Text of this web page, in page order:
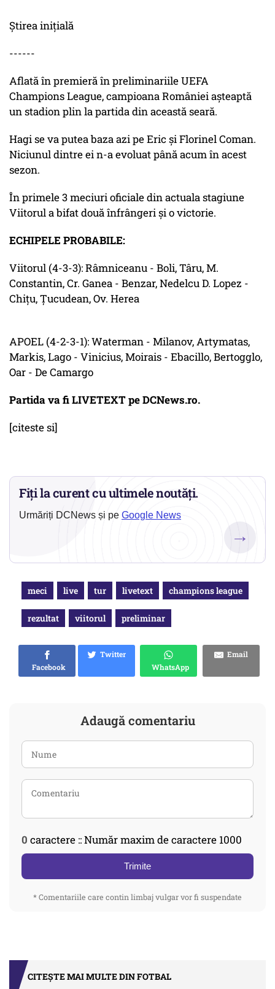
Știrea inițială
------
Aflată în premieră în preliminariile UEFA
Champions League, campioana României așteaptă
un stadion plin la partida din această seară.
Hagi se va putea baza azi pe Eric și Florinel Coman.
Niciunul dintre ei n-a evoluat până acum în acest
sezon.
În primele 3 meciuri oficiale din actuala stagiune
Viitorul a bifat două înfrângeri și o victorie.
ECHIPELE PROBABILE:
Viitorul (4-3-3): Râmniceanu - Boli, Târu, M.
Constantin, Cr. Ganea - Benzar, Nedelcu D. Lopez -
Chițu, Țucudean, Ov. Herea
APOEL (4-2-3-1): Waterman - Milanov, Artymatas,
Markis, Lago - Vinicius, Moirais - Ebacillo, Bertogglo,
Oar - De Camargo
Partida va fi LIVETEXT pe DCNews.ro.
[citeste si]
Fiți la curent cu ultimele noutăți.
Urmăriți DCNews și pe Google News
→
meci live tur livetext champions league
rezultat viitorul preliminar
Facebook
Twitter
WhatsApp
Email
Adaugă comentariu
0 caractere :: Număr maxim de caractere 1000
Trimite
* Comentariile care contin limbaj vulgar vor fi suspendate
CITEȘTE MAI MULTE DIN FOTBAL